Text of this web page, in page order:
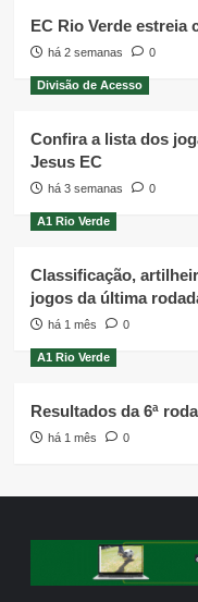
EC Rio Verde estreia
há 2 semanas 0
Divisão de Acesso
Confira a lista dos
Jesus EC
há 3 semanas 0
A1 Rio Verde
Classificação,
jogos da última
há 1 mês 0
A1 Rio Verde
Resultados da 6ª
há 1 mês 0